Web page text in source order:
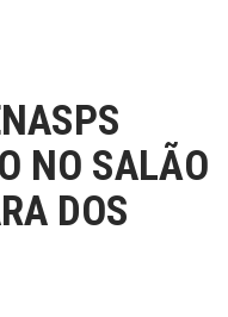
NO SALÃO
DOS